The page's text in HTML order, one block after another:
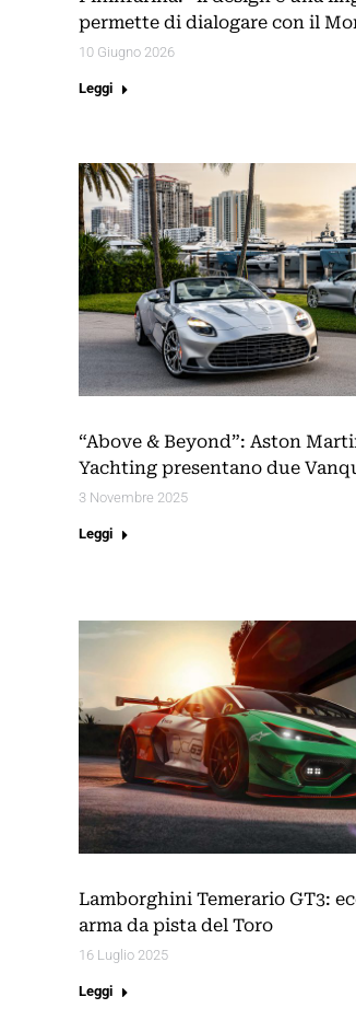
permette di dialogare con il
10 Giugno 2026
Leggi
“Above & Beyond”: Aston
Yachting presentano due
3 Novembre 2025
Leggi
Lamborghini Temerario GT3:
arma da pista del Toro
16 Luglio 2025
Leggi